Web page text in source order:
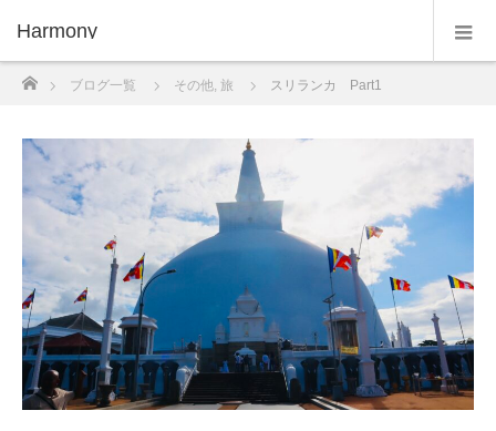
Harmony
ブログ一覧 その他, 旅 スリランカ Part1